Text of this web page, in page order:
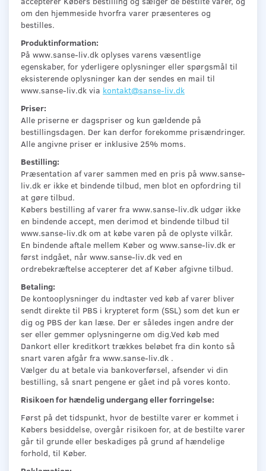
om den hjemmeside hvorfra varer præsenteres og
bestilles.
Produktinformation:
På www.sanse-liv.dk oplyses varens væsentlige
egenskaber, for yderligere oplysninger eller spørgsmål til
eksisterende oplysninger kan der sendes en mail til
www.sanse-liv.dk via kontakt@sanse-liv.dk
Priser:
Alle priserne er dagspriser og kun gældende på
bestillingsdagen. Der kan derfor forekomme prisændringer.
Alle angivne priser er inklusive 25% moms.
Bestilling:
Præsentation af varer sammen med en pris på www.sanse-
liv.dk er ikke et bindende tilbud, men blot en opfordring til
at gøre tilbud.
Købers bestilling af varer fra www.sanse-liv.dk udgør ikke
en bindende accept, men derimod et bindende tilbud til
www.sanse-liv.dk om at købe varen på de oplyste vilkår.
En bindende aftale mellem Køber og www.sanse-liv.dk er
først indgået, når www.sanse-liv.dk ved en
ordrebekræftelse accepterer det af Køber afgivne tilbud.
Betaling:
De kontooplysninger du indtaster ved køb af varer bliver
sendt direkte til PBS i krypteret form (SSL) som det kun er
dig og PBS der kan læse. Der er således ingen andre der
ser eller gemmer oplysningerne om dig.Ved køb med
Dankort eller kreditkort trækkes beløbet fra din konto så
snart varen afgår fra www.sanse-liv.dk .
Vælger du at betale via bankoverførsel, afsender vi din
bestilling, så snart pengene er gået ind på vores konto.
Risikoen for hændelig undergang eller forringelse:
Først på det tidspunkt, hvor de bestilte varer er kommet i
Købers besiddelse, overgår risikoen for, at de bestilte varer
går til grunde eller beskadiges på grund af hændelige
forhold, til Køber.